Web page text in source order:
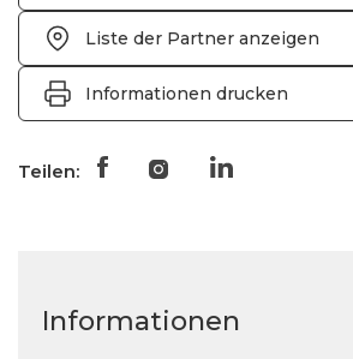
Liste der Partner anzeigen
Informationen drucken
Teilen:
Informationen